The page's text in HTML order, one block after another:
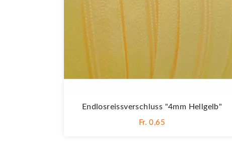
Endlosreissverschluss "4mm Hellgelb"
Fr. 0,65